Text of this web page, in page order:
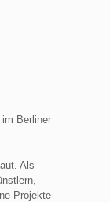
Berliner
Als
Projekte